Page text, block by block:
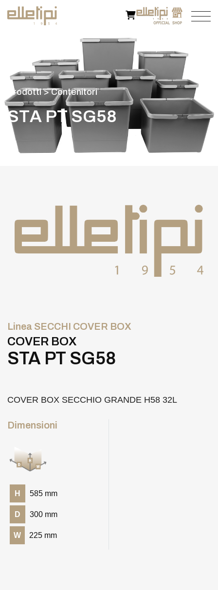
rodotti > Contenitori
STA PT SG58
Linea SECCHI COVER BOX
COVER BOX
STA PT SG58
COVER BOX SECCHIO GRANDE H58 32L
Dimensioni
H 585 mm
D 300 mm
W 225 mm